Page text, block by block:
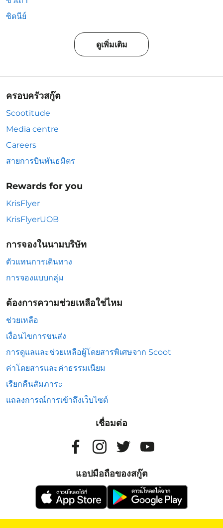
ซิดนีย์
ดูเพิ่มเติม
ครอบครัวสกู๊ต
Scootitude
Media centre
Careers
สายการบินพันธมิตร
Rewards for you
KrisFlyer
KrisFlyerUOB
การจองในนามบริษัท
ตัวแทนการเดินทาง
การจองแบบกลุ่ม
ต้องการความช่วยเหลือใช่ไหม
ช่วยเหลือ
เงื่อนไขการขนส่ง
การดูแลและช่วยเหลือผู้โดยสารพิเศษจาก Scoot
ค่าโดยสารและค่าธรรมเนียม
เรียกคืนสัมภาระ
แถลงการณ์การเข้าถึงเว็บไซต์
เชื่อมต่อ
แอปมือถือของสกู๊ต